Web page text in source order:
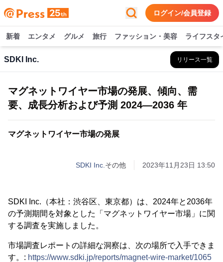
ログイン/会員登録
新着 エンタメ グルメ 旅行 ファッション・美容 ライフスタ
SDKI Inc. リリース一覧
マグネットワイヤー市場の発展、傾向、需
要、成長分析および予測 2024―2036 年
マグネットワイヤー市場の発展
SDKI Inc. その他 2023年11月23日 13:50
SDKI Inc.（本社：渋谷区、東京都）は、2024年と2036年
の予測期間を対象とした「マグネットワイヤー市場」に関
する調査を実施しました。
市場調査レポートの詳細な洞察は、次の場所で入手できま
す。: https://www.sdki.jp/reports/magnet-wire-market/1065